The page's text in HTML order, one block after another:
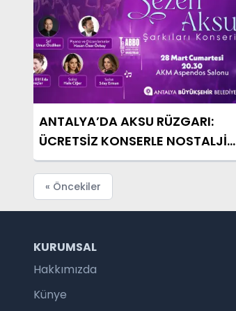
ANTALYA’DA AKSU RÜZGARI:
ÜCRETSİZ KONSERLE NOSTALJİ
GECESİ
« Öncekiler
KURUMSAL
Hakkımızda
Künye